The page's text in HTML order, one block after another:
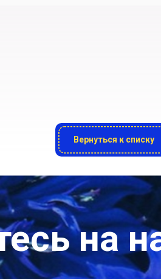
Вернуться к списку
на